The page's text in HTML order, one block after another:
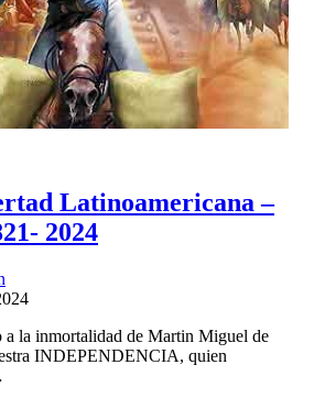
Latinoamericana –
2024
a la inmortalidad de Martin Miguel de
INDEPENDENCIA, quien